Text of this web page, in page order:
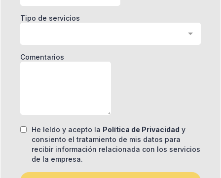
Tipo de servicios
Comentarios
He leído y acepto la Política de Privacidad y
consiento el tratamiento de mis datos para
recibir información relacionada con los servicios
de la empresa.